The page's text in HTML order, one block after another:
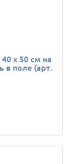
х 50 см на
в поле (арт.